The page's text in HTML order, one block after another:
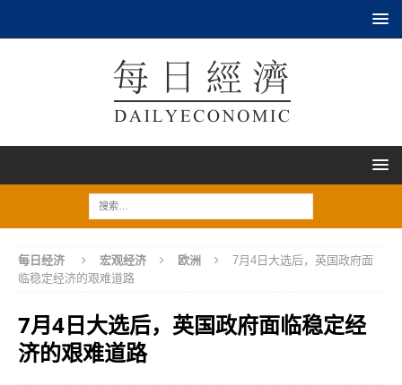
每日经济 宏观经济 欧洲
7月4日大选后，英国政府面
临稳定经济的艰难道路
7月4日大选后，英国政府面临稳定经
济的艰难道路